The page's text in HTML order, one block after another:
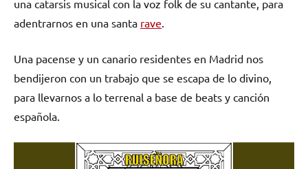
una catarsis musical con la voz folk de su cantante, para
adentrarnos en una santa rave
Una pacense y un canario residentes en Madrid nos
bendijeron con un trabajo que se escapa de lo divino,
para llevarnos a lo terrenal a base de beats y canción
española.